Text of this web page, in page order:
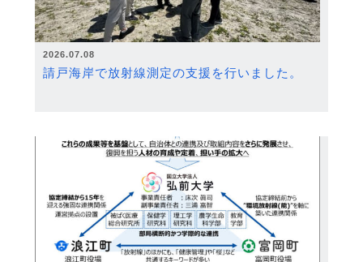
2026.07.08
請戸海岸で放射線測定の支援を行いました。